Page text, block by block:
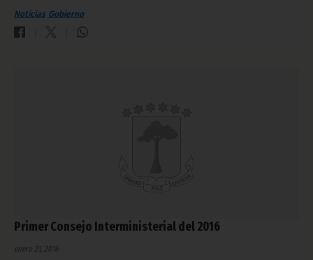
Noticias Gobierno
Primer Consejo Interministerial del 2016
enero 21, 2016